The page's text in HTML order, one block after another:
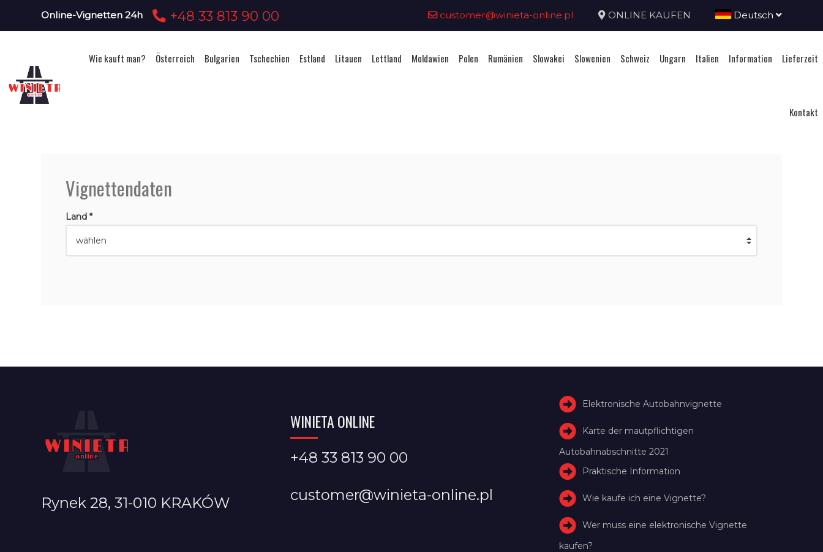
Online-Vignetten 24h +48 33 813 90 00 customer@winieta-online.pl ONLINE KAUFEN Deutsch
Wie kauft man? Österreich Bulgarien Tschechien Estland Litauen Lettland Moldawien Polen Rumänien Slowakei Slowenien Schweiz Ungarn Italien Information Lieferzeit
Kontakt
Vignettendaten
Land *
Rynek 28, 31-010 KRAKÓW
WINIETA ONLINE
+48 33 813 90 00
customer@winieta-online.pl
Elektronische Autobahnvignette
Karte der mautpflichtigen
Autobahnabschnitte 2021
Praktische Information
Wie kaufe ich eine Vignette?
Wer muss eine elektronische Vignette
kaufen?